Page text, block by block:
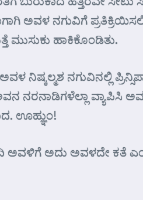
ಅವಳ ನಗುವಿಗೆ
ಮುಸುಕು ಹಾಕಿಕೊಂಡಿತು.
ನಗುವಿನಲ್ಲಿ
ವ್ಯಾಪಿಸಿ
ಊಹ್ಞುಂ!
ಅದು ಅವಳದೇ ಕತೆ